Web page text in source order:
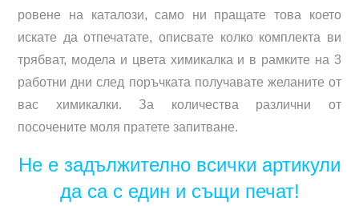
ровене на каталози, само ни пращате това което
искате да отпечатате, описвате колко комплекта ви
трябват, модела и цвета химикалка и в рамките на 3
работни дни след поръчката получавате желаните от
вас химикалки. За количества различни от
посочените моля пратете запитване.
Не е задължително всички артикули
да са с един и същи печат!